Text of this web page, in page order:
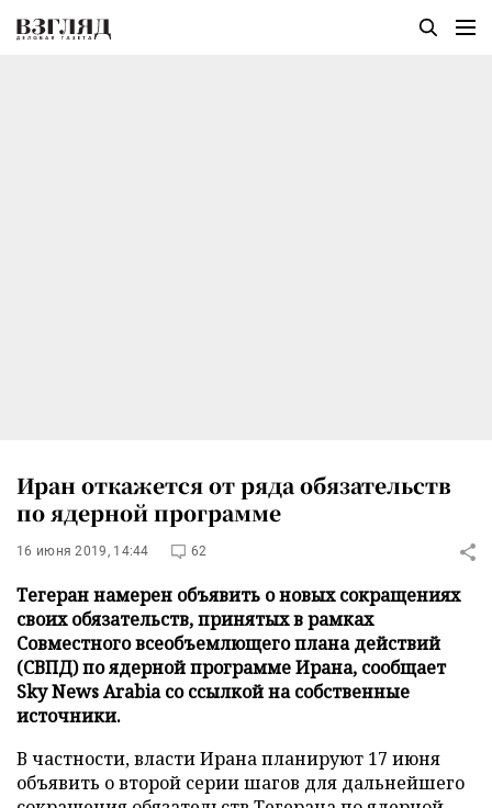
Иран откажется от ряда обязательств
по ядерной программе
16 июня 2019, 14:44 62
Тегеран намерен объявить о новых сокращениях
своих обязательств, принятых в рамках
Совместного всеобъемлющего плана действий
(СВПД) по ядерной программе Ирана, сообщает
Sky News Arabia со ссылкой на собственные
источники.
В частности, власти Ирана планируют 17 июня
объявить о второй серии шагов для дальнейшего